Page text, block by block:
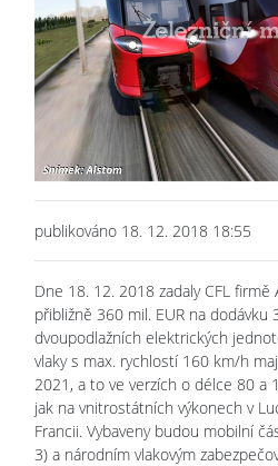
publikováno 18. 12. 2018 18:55
Dne 18. 12. 2018 zadaly CFL
přibližně 360 mil. EUR na dodávku
dvoupodlažních elektrických
vlaky s max. rychlostí 160 km/h
2021, a to ve verzích o délce 80 a
jak na vnitrostátních výkonech v
Francii. Vybaveny budou mobilní
3) a národním vlakovým